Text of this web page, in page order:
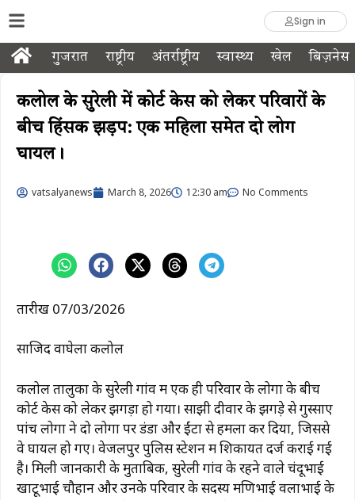
Sign in
गुजरात राष्ट्रीय अंतर्राष्ट्रीय स्वास्थ्य खेल बिज़नेस
कलोल के सुरेली में कोर्ट केस को लेकर परिवारों के
बीच हिंसक झड़प: एक महिला समेत दो लोग
घायल।
vatsalyanews March 8, 2026 12:30 am No Comments
तारीख 07/03/2026
साजिद वाघेला कलोल
कलोल तालुका के सुरेली गांव में एक ही परिवार के लोगों के बीच
कोर्ट केस को लेकर झगड़ा हो गया। साझी दीवार के झगड़े से गुस्साए
पांच लोगों ने दो लोगों पर डंडों और ईंटों से हमला कर दिया, जिससे
वे घायल हो गए। वेजलपुर पुलिस स्टेशन में शिकायत दर्ज कराई गई
है। मिली जानकारी के मुताबिक, सुरेली गांव के रहने वाले चंदूभाई
खाटूभाई चौहान और उनके परिवार के सदस्य मणिभाई वलाभाई के